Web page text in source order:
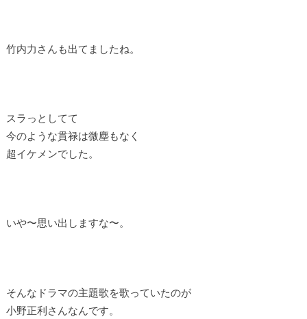
竹内力さんも出てましたね。
スラっとしてて
今のような貫禄は微塵もなく
超イケメンでした。
いや〜思い出しますな〜。
そんなドラマの主題歌を歌っていたのが
小野正利さんなんです。